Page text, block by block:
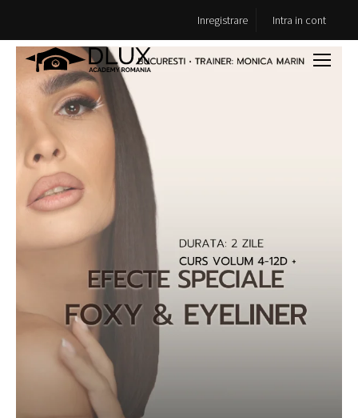
Inregistrare Intra in cont